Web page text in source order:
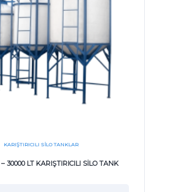
KARIŞTIRICILI SILO TANKLAR
30000 LT KARIŞTIRICILI SİLO TANK